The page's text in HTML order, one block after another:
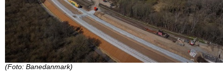
(Foto: Banedanmark)